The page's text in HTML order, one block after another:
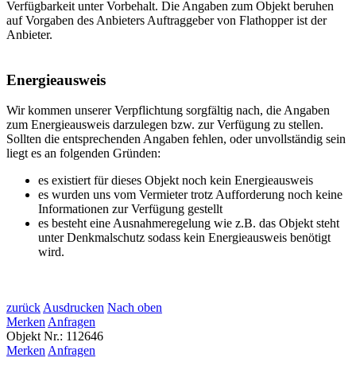
Verfügbarkeit unter Vorbehalt. Die Angaben zum Objekt beruhen
auf Vorgaben des Anbieters Auftraggeber von Flathopper ist der
Anbieter.
Energieausweis
Wir kommen unserer Verpflichtung sorgfältig nach, die Angaben
zum Energieausweis darzulegen bzw. zur Verfügung zu stellen.
Sollten die entsprechenden Angaben fehlen, oder unvollständig sein
liegt es an folgenden Gründen:
es existiert für dieses Objekt noch kein Energieausweis
es wurden uns vom Vermieter trotz Aufforderung noch keine
Informationen zur Verfügung gestellt
es besteht eine Ausnahmeregelung wie z.B. das Objekt steht
unter Denkmalschutz sodass kein Energieausweis benötigt
wird.
zurückAusdrucken Nach oben
MerkenAnfragen
Objekt Nr.: 112646
MerkenAnfragen